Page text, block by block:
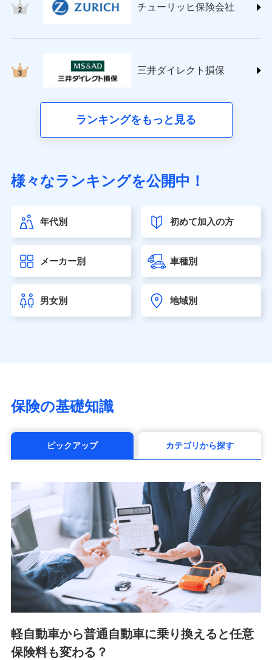
(https://www.nisshinfire.co.jp/)
(https://www.petfamilyins.co.jp/)
ins.com/)
三井ダイレクト損害保険株式会社
（https://www.sonylife.co.jp）
第一ネオ生命保険株式会社（https://neofirst.co.jp/）
大樹生命保険株式会社（https://www.taiju-life.co.jp）
seimei.co.jp）
チューリッヒ生命保険株式会社
東京海上日動あんしん生命保険株式会社
（https://www.tmn-anshin.co.jp/）
マニュライフ生命保険株式会社
（https://www.manulife.co.jp/）
（https://www.msa-life.co.jp/）
メットライフ生命株式会社(https://www.metlife.co.jp/)
■少額短期保険
株式会社アシロ少額短期保険 (https://kailash.co.jp/)
SBIいきいき少額短期保険会社 (https://www.i-
sedai.com/)
SBIペット少額短期保険株式会社 (https://www.sbipet-
ssi.co.jp/)
SBIリスタ少額短期保険会社
(https://www.jishin.co.jp/)
スマートプラス少額短期保険株式会社
チューリッヒ少額短期保険株式会社
(https://www.zurichssi.co.jp/)
チューリッヒ保険会社
三井ダイレクト損保
ランキングをもっと見る
様々なランキングを公開中！
年代別 初めて加入の方
メーカー別 車種別
男女別 地域別
保険の基礎知識
ピックアップ カテゴリから探す
軽自動車から普通自動車に乗り換えると任意
保険料も変わる？